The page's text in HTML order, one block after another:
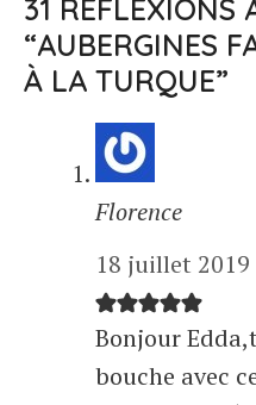
31 RÉFLEXIONS
“AUBERGINES
À LA TURQUE”
Florence
18 juillet 2019
Bonjour
bouche avec